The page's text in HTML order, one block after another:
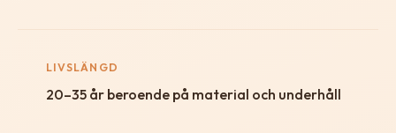
LIVSLÄNGD
20–35 år beroende på material och underhåll